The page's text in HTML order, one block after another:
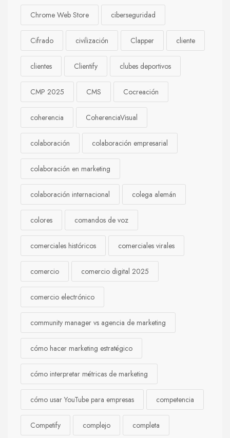
Chrome Web Store ciberseguridad
Cifrado civilización Clapper cliente
clientes Clientify clubes deportivos
CMP 2025 CMS Cocreación
coherencia CoherenciaVisual
colaboración colaboración empresarial
colaboración en marketing
colaboración internacional colega alemán
colores comandos de voz
comerciales históricos comerciales virales
comercio comercio digital 2025
comercio electrónico
community manager vs agencia de marketing
cómo hacer marketing estratégico
cómo interpretar métricas de marketing
cómo usar YouTube para empresas competencia
Competify complejo completa